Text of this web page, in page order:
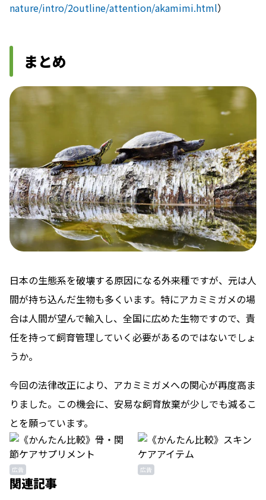
nature/intro/2outline/attention/akamimi.html）
まとめ
日本の生態系を破壊する原因になる外来種ですが、元は人
間が持ち込んだ生物も多くいます。特にアカミミガメの場
合は人間が望んで輸入し、全国に広めた生物ですので、責
任を持って飼育管理していく必要があるのではないでしょ
うか。
今回の法律改正により、アカミミガメへの関心が再度高ま
りました。この機会に、安易な飼育放棄が少しでも減るこ
とを願っています。
広告 広告
関連記事